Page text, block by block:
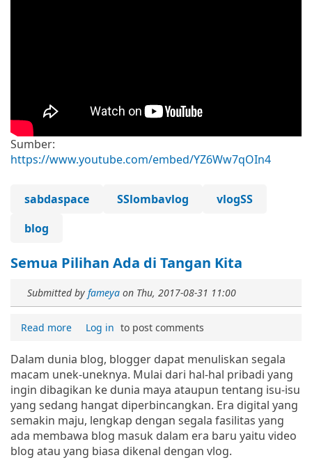
Sumber:
https://www.youtube.com/embed/YZ6Ww7qOIn4
sabdaspace SSlombavlog
vlogSS
blog
Semua Pilihan Ada di Tangan Kita
Submitted by fameya on Thu, 2017-08-31 11:00
Read more Log in to post comments
Dalam dunia blog, blogger dapat menuliskan segala
macam unek-uneknya. Mulai dari hal-hal pribadi yang
ingin dibagikan ke dunia maya ataupun tentang isu-isu
yang sedang hangat diperbincangkan. Era digital yang
semakin maju, lengkap dengan segala fasilitas yang
ada membawa blog masuk dalam era baru yaitu video
blog atau yang biasa dikenal dengan vlog.